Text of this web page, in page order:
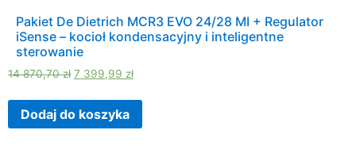
Pakiet De Dietrich MCR3 EVO 24/28 MI + Regulator
iSense – kocioł kondensacyjny i inteligentne
sterowanie
14 870,70zł 7 399,99 zł
Dodaj do koszyka